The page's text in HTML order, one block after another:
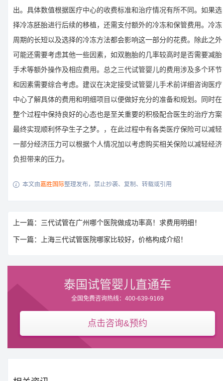
出。具体数值根据医疗中心的收费标准和治疗情况有所不同。如果选
择冷冻胚胎进行后续的移植，还需支付额外的冷冻和保管费用。冷冻
周期的长短以及选择的冷冻方法都会影响这一部分的花费。除此之外
可能还需要考虑其他一些因素，如双胞胎的几率较高时是否需要减胎
手术等额外操作及相应费用。总之三代试管婴儿的费用涉及多个环节
和因素需要综合考虑。建议在决定接受试管婴儿手术前详细咨询医疗
中心了解具体的费用和明细项目以便做好充分的准备和规划。同时在
整个过程中保持良好的心态也是至关重要的积极配合医生的治疗方案
最终实现顺利怀孕生子之梦。，在此过程中有各类医疗保险可以减轻
一部分经济压力可以根据个人情况加以考虑购买相关保险以减轻经济
负担带来的压力。
 本文由嘉胜国际整理发布，禁止抄袭、复制、转载或引用
上一篇：三代试管在广州哪个医院做成功率高！求费用明细！
下一篇：上海三代试管医院哪家比较好，价格构成介绍！
泰国试管婴儿直通车
全国免费咨询热线：400-639-9169
点击咨询&预约